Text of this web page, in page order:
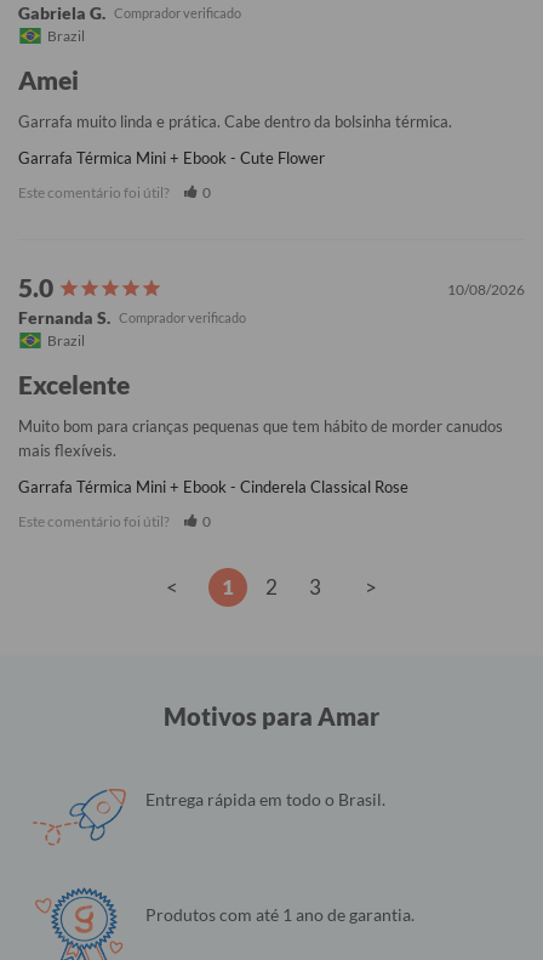
Gabriela G.
Brazil
Amei
Garrafa muito linda e prática. Cabe dentro da bolsinha térmica.
Garrafa Térmica Mini + Ebook - Cute Flower
Este comentário foi útil? 0
10/08/2026
Fernanda S.
Brazil
Excelente
Muito bom para crianças pequenas que tem hábito de morder canudos
mais flexíveis.
Garrafa Térmica Mini + Ebook - Cinderela Classical Rose
Este comentário foi útil? 0
< 1 2 3 >
Motivos para Amar
Entrega rápida em todo o Brasil.
Produtos com até 1 ano de garantia.